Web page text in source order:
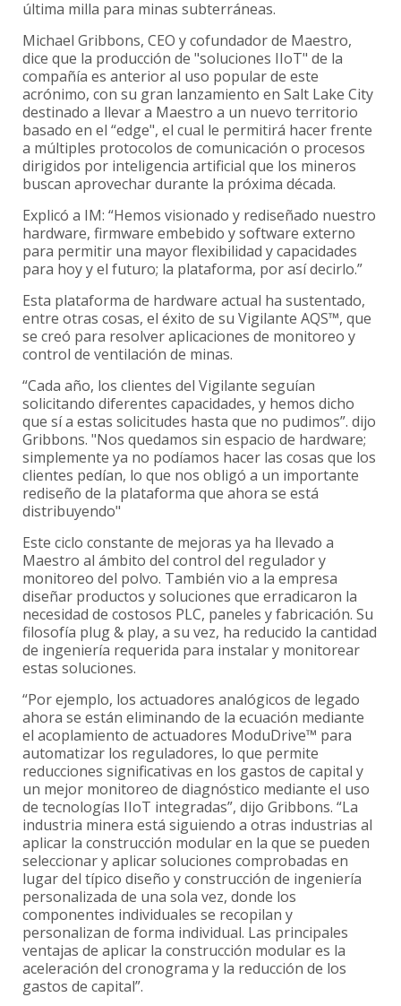
última milla para minas subterráneas.
Michael Gribbons, CEO y cofundador de Maestro,
dice que la producción de "soluciones IIoT" de la
compañía es anterior al uso popular de este
acrónimo, con su gran lanzamiento en Salt Lake City
destinado a llevar a Maestro a un nuevo territorio
basado en el “edge", el cual le permitirá hacer frente
a múltiples protocolos de comunicación o procesos
dirigidos por inteligencia artificial que los mineros
buscan aprovechar durante la próxima década.
Explicó a IM: “Hemos visionado y rediseñado nuestro
hardware, firmware embebido y software externo
para permitir una mayor flexibilidad y capacidades
para hoy y el futuro; la plataforma, por así decirlo.”
Esta plataforma de hardware actual ha sustentado,
entre otras cosas, el éxito de su Vigilante AQS™, que
se creó para resolver aplicaciones de monitoreo y
control de ventilación de minas.
“Cada año, los clientes del Vigilante seguían
solicitando diferentes capacidades, y hemos dicho
que sí a estas solicitudes hasta que no pudimos”. dijo
Gribbons. "Nos quedamos sin espacio de hardware;
simplemente ya no podíamos hacer las cosas que los
clientes pedían, lo que nos obligó a un importante
rediseño de la plataforma que ahora se está
distribuyendo"
Este ciclo constante de mejoras ya ha llevado a
Maestro al ámbito del control del regulador y
monitoreo del polvo. También vio a la empresa
diseñar productos y soluciones que erradicaron la
necesidad de costosos PLC, paneles y fabricación. Su
filosofía plug & play, a su vez, ha reducido la cantidad
de ingeniería requerida para instalar y monitorear
estas soluciones.
“Por ejemplo, los actuadores analógicos de legado
ahora se están eliminando de la ecuación mediante
el acoplamiento de actuadores ModuDrive™ para
automatizar los reguladores, lo que permite
reducciones significativas en los gastos de capital y
un mejor monitoreo de diagnóstico mediante el uso
de tecnologías IIoT integradas”, dijo Gribbons. “La
industria minera está siguiendo a otras industrias al
aplicar la construcción modular en la que se pueden
seleccionar y aplicar soluciones comprobadas en
lugar del típico diseño y construcción de ingeniería
personalizada de una sola vez, donde los
componentes individuales se recopilan y
personalizan de forma individual. Las principales
ventajas de aplicar la construcción modular es la
aceleración del cronograma y la reducción de los
gastos de capital”.